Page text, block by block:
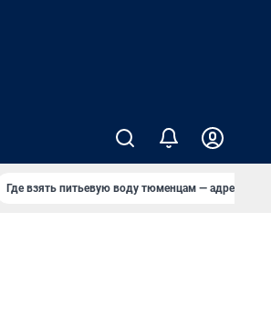
Где взять питьевую воду тюменцам — адреса